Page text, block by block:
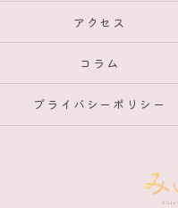
アクセス
コラム
プライバシーポリシー